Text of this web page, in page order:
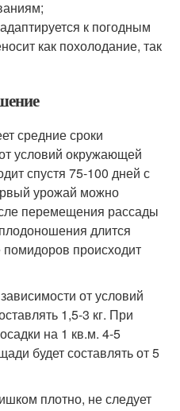
к погодным
как похолодание, так
средние сроки
условий окружающей
спустя 75-100 дней с
урожай можно
перемещения рассады
длится
происходит
от условий
1,5-3 кг. При
на 1 кв.м. 4-5
будет составлять от 5
плотно, не следует